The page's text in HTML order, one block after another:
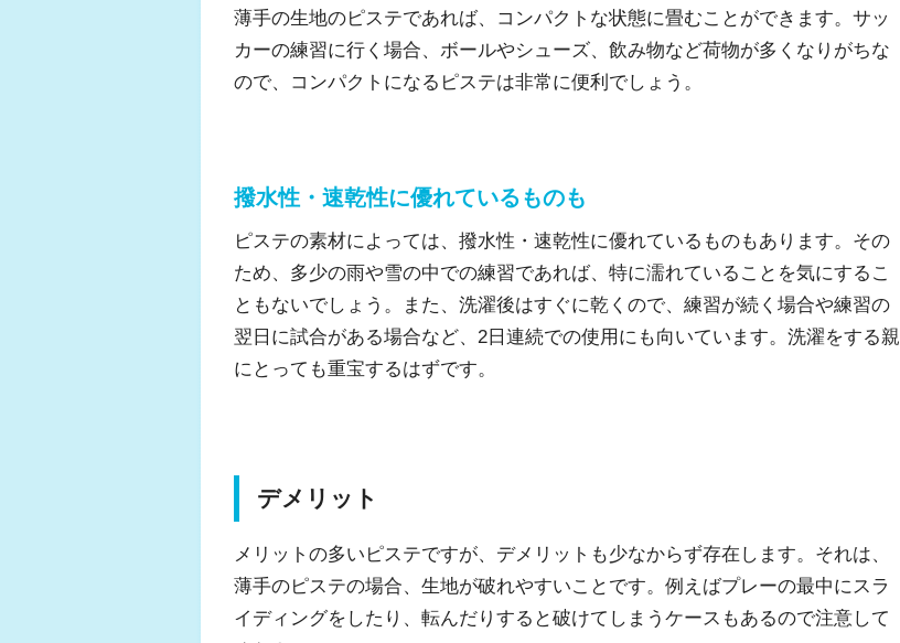
薄手の生地のピステであれば、コンパクトな状態に畳むことができます。サッ
カーの練習に行く場合、ボールやシューズ、飲み物など荷物が多くなりがちな
ので、コンパクトになるピステは非常に便利でしょう。
撥水性・速乾性に優れているものも
ピステの素材によっては、撥水性・速乾性に優れているものもあります。その
ため、多少の雨や雪の中での練習であれば、特に濡れていることを気にするこ
ともないでしょう。また、洗濯後はすぐに乾くので、練習が続く場合や練習の
翌日に試合がある場合など、2日連続での使用にも向いています。洗濯をする親
にとっても重宝するはずです。
デメリット
メリットの多いピステですが、デメリットも少なからず存在します。それは、
薄手のピステの場合、生地が破れやすいことです。例えばプレーの最中にスラ
イディングをしたり、転んだりすると破けてしまうケースもあるので注意して